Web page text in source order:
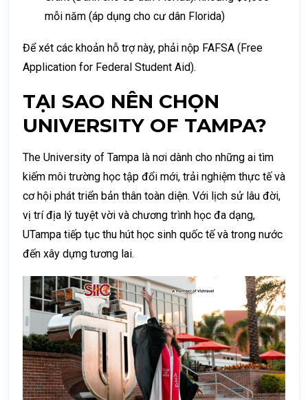
mỗi năm (áp dụng cho cư dân Florida)
Để xét các khoản hỗ trợ này, phải nộp FAFSA (Free
Application for Federal Student Aid).
TẠI SAO NÊN CHỌN
UNIVERSITY OF TAMPA?
The University of Tampa là nơi dành cho những ai tìm
kiếm môi trường học tập đổi mới, trải nghiệm thực tế và
cơ hội phát triển bản thân toàn diện. Với lịch sử lâu đời,
vị trí địa lý tuyệt vời và chương trình học đa dạng,
UTampa tiếp tục thu hút học sinh quốc tế và trong nước
đến xây dựng tương lai.